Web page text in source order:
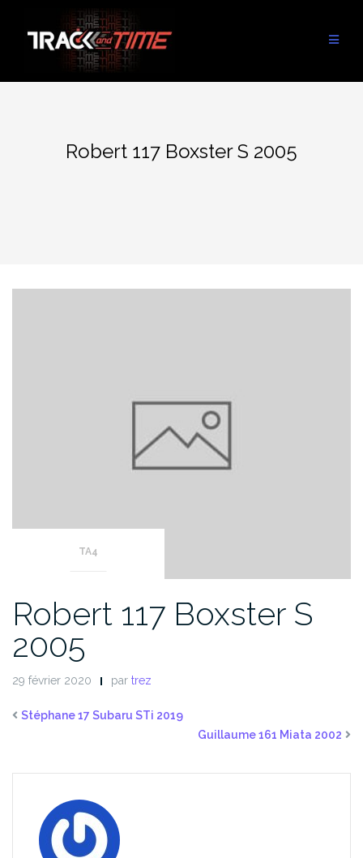
contenu
Robert 117 Boxster S 2005
TA4
Robert 117 Boxster S
2005
29 février 2020 par trez
Stéphane 17 Subaru STi 2019
Guillaume 161 Miata 2002